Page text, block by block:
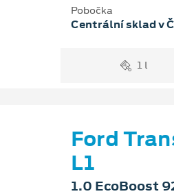
Pobočka
Centrální sklad v
1 l
Ford
L1
1.0 EcoBoost